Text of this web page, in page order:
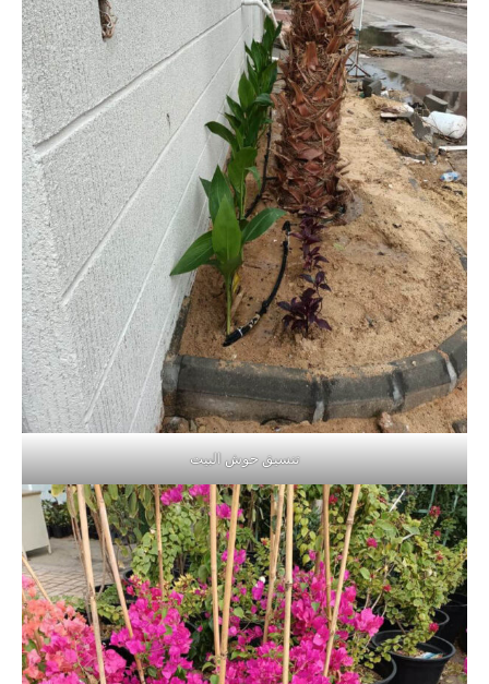
تنسيق حوش البيت